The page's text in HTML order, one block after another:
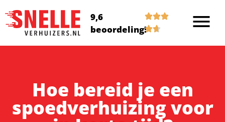
9,6
beoordeling!
Hoe bereid je een
spoedverhuizing voor